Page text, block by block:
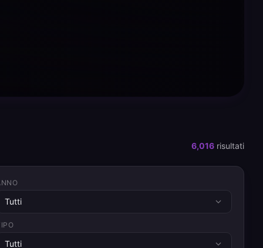
6,016 risultati
Tutti
Tutti